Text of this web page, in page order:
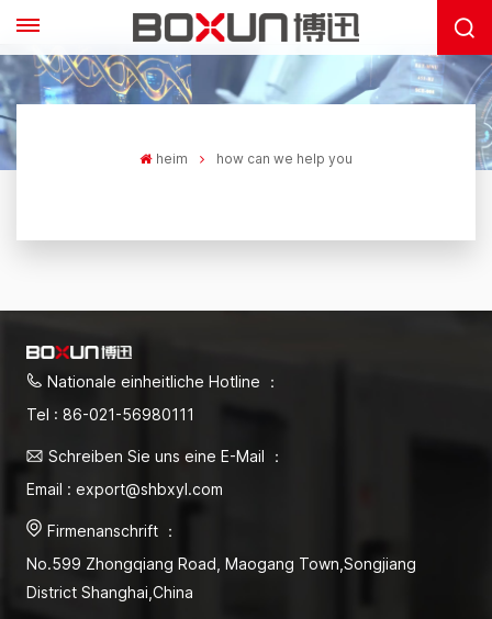
heim how can we help you
Nationale einheitliche Hotline ：
Tel : 86-021-56980111
Schreiben Sie uns eine E-Mail ：
Email : export@shbxyl.com
Firmenanschrift ：
No.599 Zhongqiang Road, Maogang Town,Songjiang
District Shanghai,China